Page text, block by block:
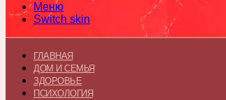
Меню
Switch skin
ГЛАВНАЯ
ДОМ И СЕМЬЯ
ЗДОРОВЬЕ
ПСИХОЛОГИЯ